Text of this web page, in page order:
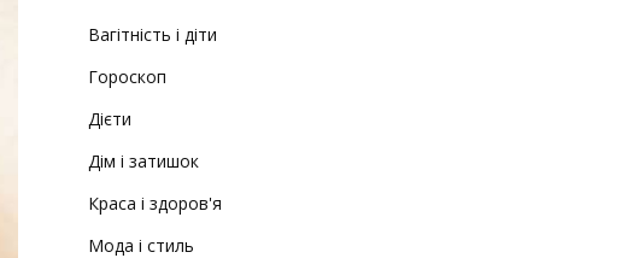
Вагітність і діти
Гороскоп
Дієти
Дім і затишок
Краса і здоров'я
Мода і стиль